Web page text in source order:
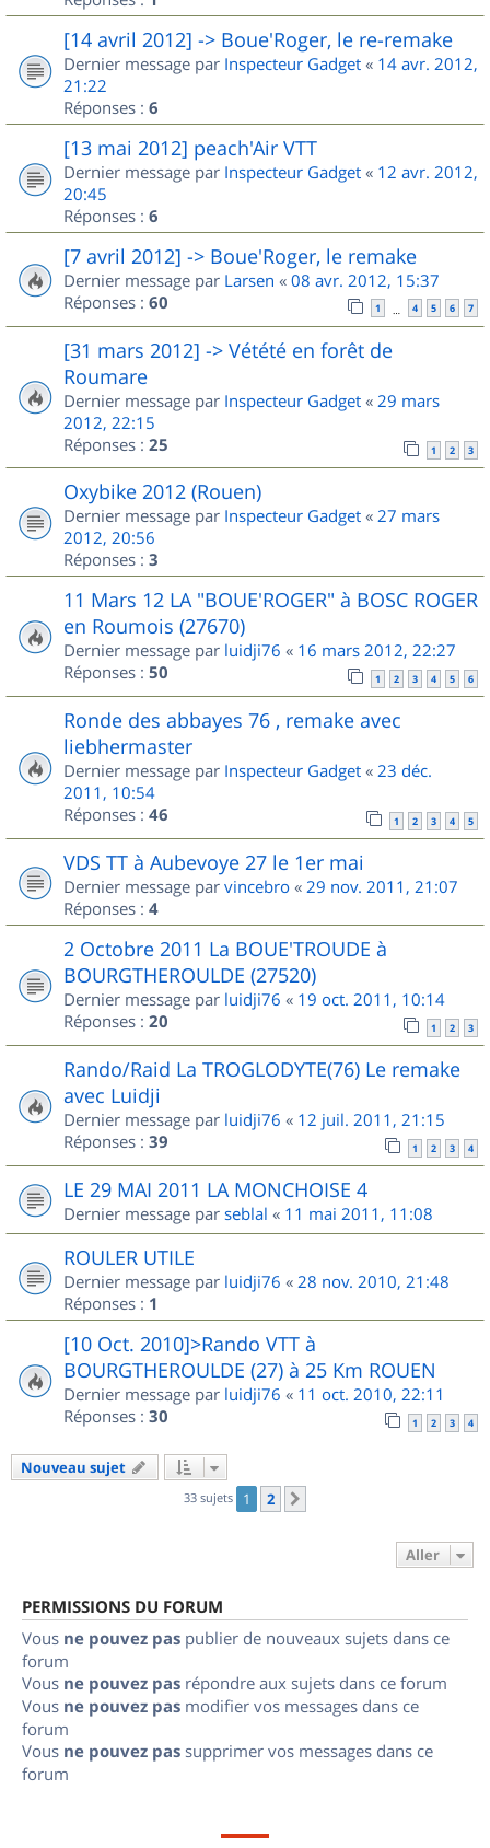
[14 avril 2012] -> Boue'Roger, le re-remake
Dernier message par Inspecteur Gadget « 14 avr. 2012,
21:22
Réponses : 6
[13 mai 2012] peach'Air VTT
Dernier message par Inspecteur Gadget « 12 avr. 2012,
20:45
Réponses : 6
[7 avril 2012] -> Boue'Roger, le remake
Dernier message par Larsen « 08 avr. 2012, 15:37
Réponses : 60 1 … 4 5 6 7
[31 mars 2012] -> Vétété en forêt de
Roumare
Dernier message par Inspecteur Gadget « 29 mars
2012, 22:15
Réponses : 25 1 2 3
Oxybike 2012 (Rouen)
Dernier message par Inspecteur Gadget « 27 mars
2012, 20:56
Réponses : 3
11 Mars 12 LA "BOUE'ROGER" à BOSC ROGER
en Roumois (27670)
Dernier message par luidji76 « 16 mars 2012, 22:27
Réponses : 50 1 2 3 4 5 6
Ronde des abbayes 76 , remake avec
liebhermaster
Dernier message par Inspecteur Gadget « 23 déc.
2011, 10:54
Réponses : 46 1 2 3 4 5
VDS TT à Aubevoye 27 le 1er mai
Dernier message par vincebro « 29 nov. 2011, 21:07
Réponses : 4
2 Octobre 2011 La BOUE'TROUDE à
BOURGTHEROULDE (27520)
Dernier message par luidji76 « 19 oct. 2011, 10:14
Réponses : 20 1 2 3
Rando/Raid La TROGLODYTE(76) Le remake
avec Luidji
Dernier message par luidji76 « 12 juil. 2011, 21:15
Réponses : 39 1 2 3 4
LE 29 MAI 2011 LA MONCHOISE 4
Dernier message par seblal « 11 mai 2011, 11:08
ROULER UTILE
Dernier message par luidji76 « 28 nov. 2010, 21:48
Réponses : 1
[10 Oct. 2010]>Rando VTT à
BOURGTHEROULDE (27) à 25 Km ROUEN
Dernier message par luidji76 « 11 oct. 2010, 22:11
Réponses : 30 1 2 3 4
Nouveau sujet
33 sujets 1 2
Aller
PERMISSIONS DU FORUM
Vous ne pouvez pas publier de nouveaux sujets dans ce
forum
Vous ne pouvez pas répondre aux sujets dans ce forum
Vous ne pouvez pas modifier vos messages dans ce
forum
Vous ne pouvez pas supprimer vos messages dans ce
forum